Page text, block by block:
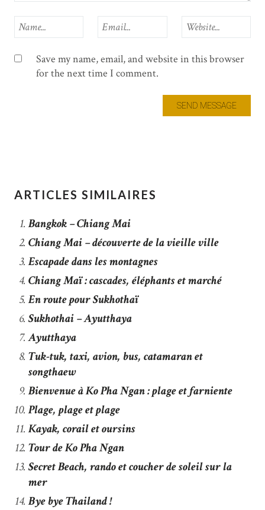
Save my name, email, and website in this browser
for the next time I comment.
ARTICLES SIMILAIRES
Bangkok – Chiang Mai
Chiang Mai – découverte de la vieille ville
Escapade dans les montagnes
Chiang Maï : cascades, éléphants et marché
En route pour Sukhothaï
Sukhothai – Ayutthaya
Ayutthaya
Tuk-tuk, taxi, avion, bus, catamaran et
songthaew
Bienvenue à Ko Pha Ngan : plage et farniente
Plage, plage et plage
Kayak, corail et oursins
Tour de Ko Pha Ngan
Secret Beach, rando et coucher de soleil sur la
mer
Bye bye Thailand !